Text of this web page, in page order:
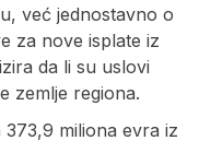
već jednostavno o
za nove isplate iz
da li su uslovi
zemlje regiona.
373,9 miliona evra iz